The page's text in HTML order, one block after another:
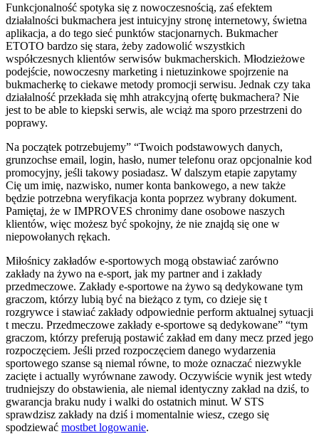
Funkcjonalność spotyka się z nowoczesnością, zaś efektem
działalności bukmachera jest intuicyjny stronę internetowy, świetna
aplikacja, a do tego sieć punktów stacjonarnych. Bukmacher
ETOTO bardzo się stara, żeby zadowolić wszystkich
współczesnych klientów serwisów bukmacherskich. Młodzieżowe
podejście, nowoczesny marketing i nietuzinkowe spojrzenie na
bukmacherkę to ciekawe metody promocji serwisu. Jednak czy taka
działalność przekłada się mhh atrakcyjną ofertę bukmachera? Nie
jest to be able to kiepski serwis, ale wciąż ma sporo przestrzeni do
poprawy.
Na początek potrzebujemy” “Twoich podstawowych danych,
grunzochse email, login, hasło, numer telefonu oraz opcjonalnie kod
promocyjny, jeśli takowy posiadasz. W dalszym etapie zapytamy
Cię um imię, nazwisko, numer konta bankowego, a new także
będzie potrzebna weryfikacja konta poprzez wybrany dokument.
Pamiętaj, że w IMPROVES chronimy dane osobowe naszych
klientów, więc możesz być spokojny, że nie znajdą się one w
niepowołanych rękach.
Miłośnicy zakładów e-sportowych mogą obstawiać zarówno
zakłady na żywo na e-sport, jak my partner and i zakłady
przedmeczowe. Zakłady e-sportowe na żywo są dedykowane tym
graczom, którzy lubią być na bieżąco z tym, co dzieje się t
rozgrywce i stawiać zakłady odpowiednie perform aktualnej sytuacji
t meczu. Przedmeczowe zakłady e-sportowe są dedykowane” “tym
graczom, którzy preferują postawić zakład em dany mecz przed jego
rozpoczęciem. Jeśli przed rozpoczęciem danego wydarzenia
sportowego szanse są niemal równe, to może oznaczać niezwykle
zacięte i actually wyrównane zawody. Oczywiście wynik jest wtedy
trudniejszy do obstawienia, ale niemal identyczny zakład na dziś, to
gwarancja braku nudy i walki do ostatnich minut. W STS
sprawdzisz zakłady na dziś i momentalnie wiesz, czego się
spodziewać mostbet logowanie.